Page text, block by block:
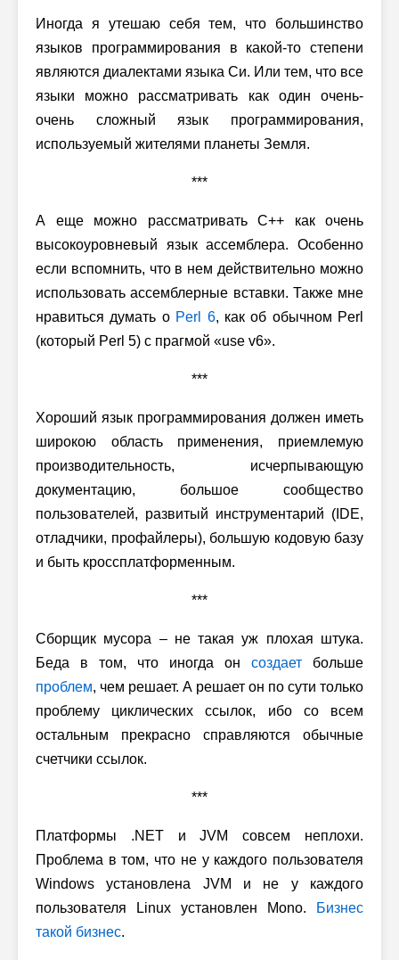
Иногда я утешаю себя тем, что большинство
языков программирования в какой-то степени
являются диалектами языка Си. Или тем, что все
языки можно рассматривать как один очень-
очень сложный язык программирования,
используемый жителями планеты Земля.
***
А еще можно рассматривать C++ как очень
высокоуровневый язык ассемблера. Особенно
если вспомнить, что в нем действительно можно
использовать ассемблерные вставки. Также мне
нравиться думать о Perl 6, как об обычном Perl
(который Perl 5) с прагмой «use v6».
***
Хороший язык программирования должен иметь
широкою область применения, приемлемую
производительность, исчерпывающую
документацию, большое сообщество
пользователей, развитый инструментарий (IDE,
отладчики, профайлеры), большую кодовую базу
и быть кроссплатформенным.
***
Сборщик мусора – не такая уж плохая штука.
Беда в том, что иногда он создает больше
проблем, чем решает. А решает он по сути только
проблему циклических ссылок, ибо со всем
остальным прекрасно справляются обычные
счетчики ссылок.
***
Платформы .NET и JVM совсем неплохи.
Проблема в том, что не у каждого пользователя
Windows установлена JVM и не у каждого
пользователя Linux установлен Mono.
Бизнес
такой бизнес.